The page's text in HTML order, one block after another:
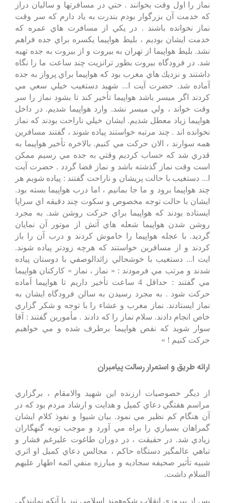
نماز را اول وقت بخوانند . حتي در مسافرتها و ساليان دراز
كه خدمت آن بزرگوار بودم بندرت به ياد دارم كه سر وقت
نماز نخوانده باشند . در يكي از مسافرت هاي عمره كه
خدمت ايشان بوديم ، بليط هواپيما يكسره براي جده فراهم
نشد. بليط هواپيما از تهران به بيروت و از بيروت به جده تهيه
شد. در فرودگاه بيروت بطور ترانزيت چند ساعت ما را نگاه
داشتند و نزديك هاي مغرب بود كه هواپيما براي پرواز به جده
آماده شد. حضرت آيت ا... شهيد دستغيب خيلي سعي مي
كردند اگر ميسر باشد هواپيما تأخير كند تا بشود نماز را سر
وقت خواند ، ولي ميسر نشد. وارد هواپيما شديم. در داخل
هواپيما زياد معطل شديم. ايشان خيلي ناراحت بودند كه نماز
نخوانده اند . چند مرتبه خواستند پياده شوند ، گفتند مسافرين
همه سوارند ، الان حركت مي كنيم. بالاخره تأخير هواپيما به
قدري شد كه حساب كرديم وقتي به جده مي رسيم ممكن
است وقت نماز گذشته باشد و نماز قضا گردد . حضرت آيت
ا... دستغيب با حالت پريشان و ناراحت گفتند : پياده شويم هر
چند هواپيما برود و ما جا بمانيم ، اما درب هواپيما بسته بود.
ايشان با حالت توجه مخصوص و سكوت چند دقيقه اي سراپا
ايستاده بودند كه هواپيما براي حركت روشن شد. به مجرد
روشن شدن هواپيما شعله هاي آتش از موتور آن نمايان
گرديد. با عجله هواپيما را خاموش كردند و درب آن را باز
كردند و از مسافرين خواستند كه هرچه زودتر پياده شوند.
ايت ا... دستغيب با خوشحالي زائدالوصفي با دوستان پياده
شدند و مرتب مي فرمودند : « نماز ، نماز » كاركنان هواپيما
مي گفتند : حداقل 4 ساعت تأخير داريم تا هواپيما آماده
حركت شود . به مجرد رسيدن به سالن فرودگاه ايشان به
نماز ايستادند. نماز مغرب و عشاء را با توجه و شكر گزاري
خاص انجام دادند. سلام نماز را كه دادند . مأمورين گفتند : آقا
سوار شويد كه نقص هواپيما برطرف شده و مي خواهيم
حركت كنيم ! »
ارائه طريق و استمرار رسالت پيامبران
از ديگر خصوصيات ارزنده اين شهيد والامقام ، برگزاري
مراسم هفتگي دعاي كميل و هدايت و ارشاد مردم بود كه در
آن هنگام كم نظير مي نمود. بيان شيوا و نفوذ كلام ايشان
گمراهان بسياري را براه مي آورد و موجب توبه گنهگاران
زيادي شد. در حقيقت ، در دوران طاغوت عليرغم فشار و
تباهي عالمگير دستگاه حاكم ، مجالس دعاي كميل او اثري
شبيه تأثير صحيفه سجاديه و مبارزه منفي ائمه اطهار عليهم
السلام داشت.
پس از پيروزي انقلاب شكوهمند اسلامي نيز با آنكه نمايندگي